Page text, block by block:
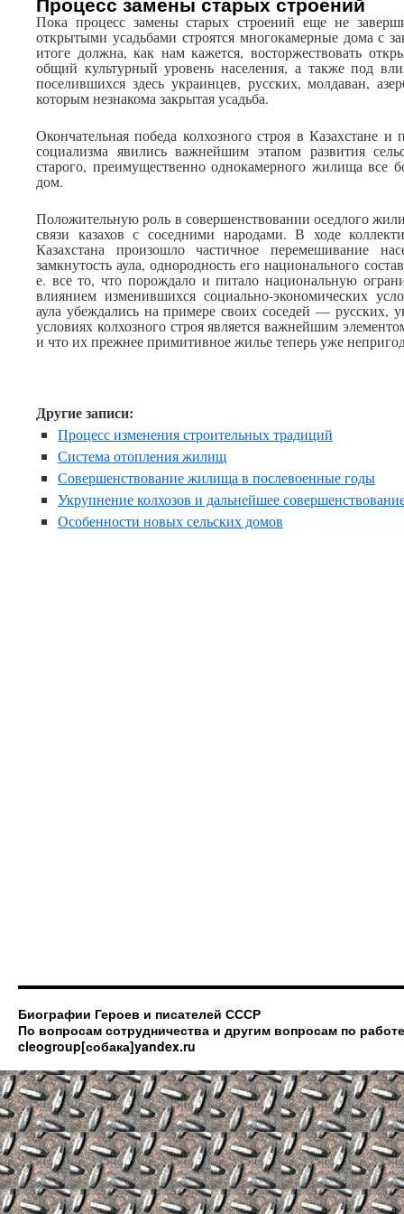
Пока процесс замены старых строений еще не
открытыми усадьбами строятся многокамерные дома с
итоге должна, как нам кажется, восторжествовать
общий культурный уровень населения, а также под
поселившихся здесь украинцев, русских, молдаван,
которым незнакома закрытая усадьба.
Окончательная победа колхозного строя в Казахстане и
социализма явились важнейшим этапом развития
старого, преимущественно однокамерного жилища все
дом.
Положительную роль в совершенствовании оседлого
связи казахов с соседними народами. В ходе
Казахстана произошло частичное перемешивание
замкнутость аула, однородность его национального
е. все то, что порождало и питало национальную
влиянием изменившихся социально-экономических
аула убеждались на примере своих соседей — русских,
условиях колхозного строя является важнейшим
и что их прежнее примитивное жилье теперь уже
Другие записи:
Процесс изменения строительных традиций
Система отопления жилищ
Совершенствование жилища в послевоенные годы
Укрупнение колхозов и дальнейшее
Особенности новых сельских домов
Биографии Героев и писателей СССР
По вопросам сотрудничества и другим вопросам по
cleogroup[собака]yandex.ru